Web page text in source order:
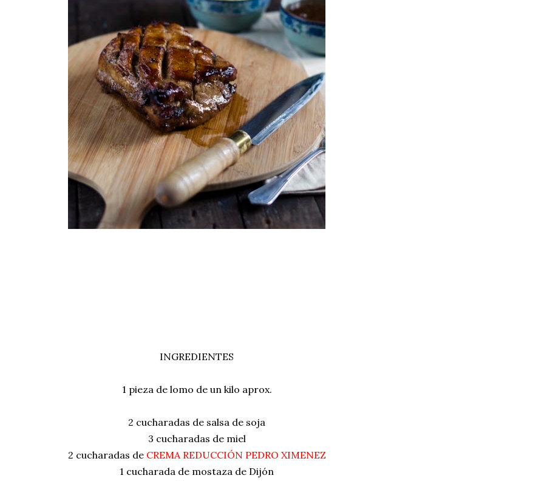
INGREDIENTES
1 pieza de lomo de un kilo aprox.
2 cucharadas de salsa de soja
3 cucharadas de miel
2 cucharadas de CREMA REDUCCIÓN PEDRO XIMENEZ
1 cucharada de mostaza de Dijón